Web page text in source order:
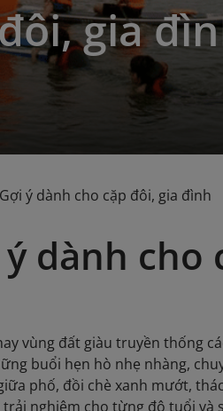
gia
ý dành cho cặp đôi, gia đình
dành cho
vùng đất giàu truyền thống
buổi hẹn hò nhẹ nhàng,
phố, đồi chè xanh mướt,
nghiệm cho từng độ tuổi và